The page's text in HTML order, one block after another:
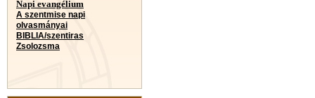
Napi evangélium
A szentmise napi
olvasmányai
BIBLIA/szentiras
Zsolozsma